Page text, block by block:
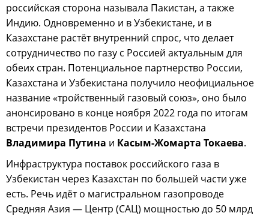
российская сторона называла Пакистан, а также
Индию. Одновременно и в Узбекистане, и в
Казахстане растёт внутренний спрос, что делает
сотрудничество по газу с Россией актуальным для
обеих стран. Потенциальное партнерство России,
Казахстана и Узбекистана получило неофициальное
название «тройственный газовый союз», оно было
анонсировано в конце ноября 2022 года по итогам
встречи президентов России и Казахстана
Владимира Путина и Касым-Жомарта Токаева.
Инфраструктура поставок российского газа в
Узбекистан через Казахстан по большей части уже
есть. Речь идёт о магистральном газопроводе
Средняя Азия — Центр (САЦ) мощностью до 50 млрд